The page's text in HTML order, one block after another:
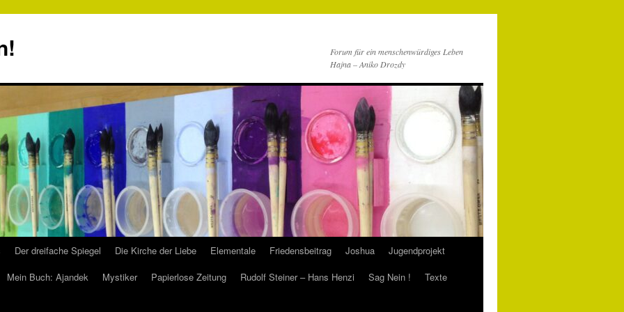
Forum für ein menschenwürdiges Leben
Hajna – Aniko Drozdy
Der dreifache Spiegel Die Kirche der Liebe Elementale Friedensbeitrag Joshua
Jugendprojekt
Mein Buch: Ajandek Mystiker Papierlose Zeitung Rudolf Steiner – Hans Henzi Sag Nein !
Texte